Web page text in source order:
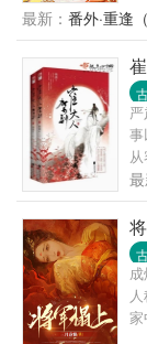
胎
六
哥
么
最新： 番外·重逢（
事
撸
近
始
最